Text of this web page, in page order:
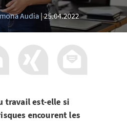
Audia 25.04.2022
travail est-elle si
encourent les